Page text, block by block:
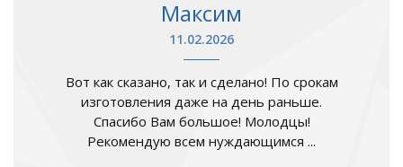
Максим
11.02.2026
Вот как сказано, так и сделано! По срокам
изготовления даже на день раньше.
Спасибо Вам большое! Молодцы!
Рекомендую всем нуждающимся ...